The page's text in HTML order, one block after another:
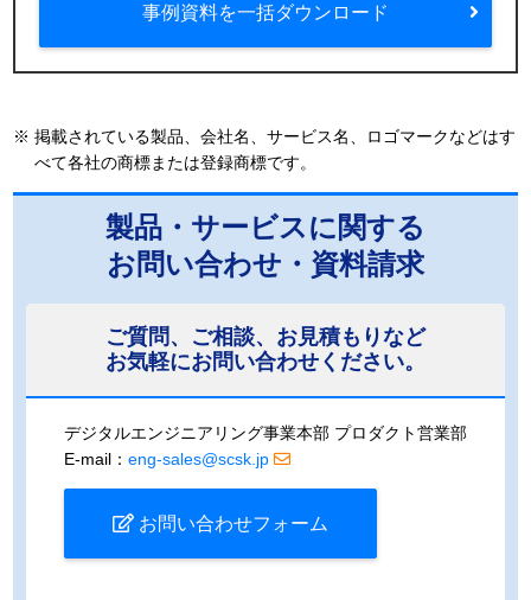
事例資料を一括ダウンロード
※ 掲載されている製品、会社名、サービス名、ロゴマークなどはす
べて各社の商標または登録商標です。
製品・サービスに関する
お問い合わせ・資料請求
ご質問、ご相談、お見積もりなど
お気軽にお問い合わせください。
デジタルエンジニアリング事業本部 プロダクト営業部
E-mail： eng-sales@scsk.jp
お問い合わせフォーム